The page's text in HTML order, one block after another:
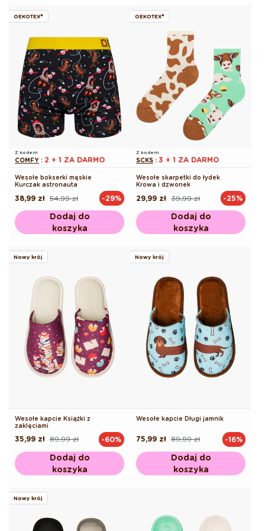
OEKOTEX®
Z kodem
COMFY : 2 + 1 ZA DARMO
Wesołe bokserki męskie
Kurczak astronauta
Cena
54,99 zł
Cena
38,99 zł -29%
Dodaj do
koszyka
OEKOTEX®
Z kodem
SCKS : 3 + 1 ZA DARMO
Wesołe skarpetki do łydek
Krowa i dzwonek
Cena
39,99 zł
Cena
29,99 zł -25%
Dodaj do
koszyka
Nowy krój
Wesołe kapcie Książki z
zaklęciami
Cena
89,99 zł
Cena
35,99 zł -60%
Dodaj do
koszyka
Nowy krój
Wesołe kapcie Długi jamnik
Cena
89,99 zł
Cena
75,99 zł -16%
Dodaj do
koszyka
Nowy krój